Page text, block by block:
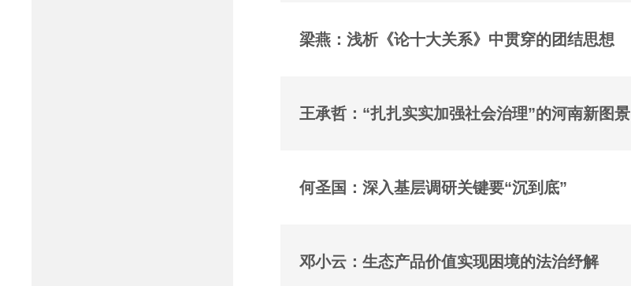
梁燕：浅析《论十大关系》中贯穿的团结思想
王承哲：“扎扎实实加强社会治理”的河南新图景
何圣国：深入基层调研关键要“沉到底”
邓小云：生态产品价值实现困境的法治纾解